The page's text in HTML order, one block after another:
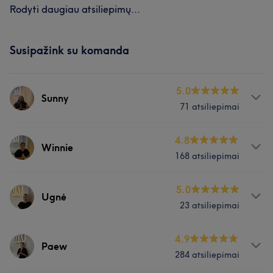
Rodyti daugiau atsiliepimų...
Susipažink su komanda
Sunny
5.0
71 atsiliepimai
Paslaugos
Mūsų klientų nuomonė apie darbuotoją: Sunny
Winnie
4.8
168 atsiliepimai
Paslaugos
Mūsų klientų nuomonė apie darbuotoją: Winnie
Ugnė
5.0
23 atsiliepimai
Paslaugos
Paew
4.9
284 atsiliepimai